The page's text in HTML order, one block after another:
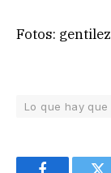
Fotos:
Lo que hay que